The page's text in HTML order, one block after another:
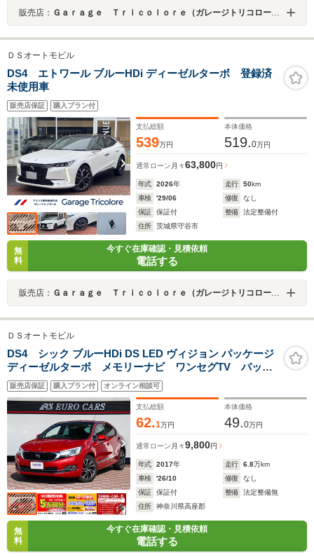
販売店： Ｇａｒａｇｅ Ｔｒｉｃｏｌｏｒｅ（ガレージトリコロール）
ＤＳオートモビル
DS4 エトワール ブルーHDi ディーゼルターボ 登録済
未使用車
販売店保証 購入プラン付
支払総額
539万円
本体価格
519.0万円
通常ローン 月々63,800円
年式 2026年 走行 50km
車検
'29/06 修復
なし
保証
保証付 整備
法定整備付
住所
茨城県守谷市
無
料
今すぐ在庫確認・見積依頼
電話する
販売店： Ｇａｒａｇｅ Ｔｒｉｃｏｌｏｒｅ（ガレージトリコロール）
ＤＳオートモビル
DS4 シック ブルーHDi DS LED ヴィジョン パッケージ
ディーゼルターボ メモリーナビ ワンセグTV バック
カメラ DVD再生 スマートキー ETC 横滑り防止
BSM ドラレコ ディスチャージヘッドライト 純正17
インチアルミ コーナーセンサー
販売店保証 購入プラン付 オンライン相談可
支払総額
62.1万円
本体価格
49.0万円
通常ローン 月々9,800円
年式 2017年 走行 6.8万km
車検
'26/10 修復
なし
保証
保証付 整備
法定整備無
住所
神奈川県高座郡
無
料
今すぐ在庫確認・見積依頼
電話する